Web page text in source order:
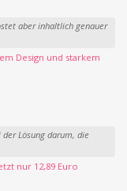
aber inhaltlich genauer
Design und starkem
Lösung darum, die
nur 12,89 Euro